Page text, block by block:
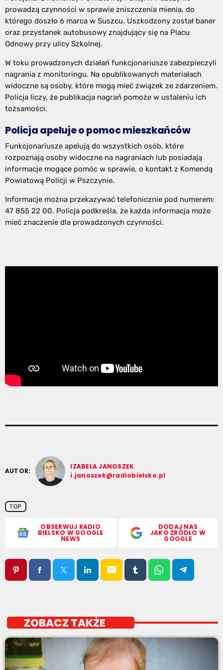
prowadzą czynności w sprawie zniszczenia mienia, do
którego doszło 6 marca w Suszcu. Uszkodzony został baner
oraz przystanek autobusowy znajdujący się na Placu
Odnowy przy ulicy Szkolnej.
W toku prowadzonych działań funkcjonariusze zabezpieczyli
nagrania z monitoringu. Na opublikowanych materiałach
widoczne są osoby, które mogą mieć związek ze zdarzeniem.
Policja liczy, że publikacja nagrań pomoże w ustaleniu ich
tożsamości.
Policja apeluje o pomoc mieszkańców
Funkcjonariusze apelują do wszystkich osób, które
rozpoznają osoby widoczne na nagraniach lub posiadają
informacje mogące pomóc w sprawie, o kontakt z Komendą
Powiatową Policji w Pszczynie.
Informacje można przekazywać telefonicznie pod numerem:
47 855 22 00. Policja podkreśla, że każda informacja może
mieć znaczenie dla prowadzonych czynności.
AUTOR:
IZABELA JANOSZEK
i.janoszek@radiobielsko.pl
TOP
OBSERWUJ RADIO
BIELSKO W GOOGLE
NEWS
DODAJ NAS
JAKO ŹRÓDŁO W
GOOGLE
email
ZOBACZ TAKŻE